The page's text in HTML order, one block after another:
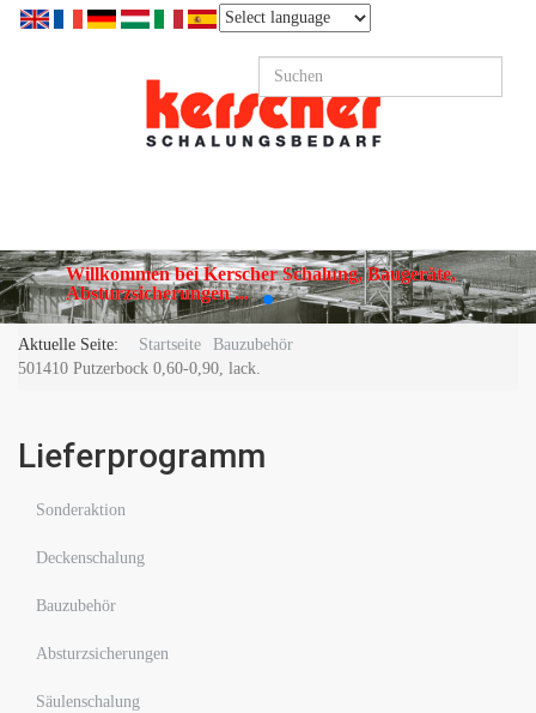
Willkommen bei Kerscher Schalung, Baugeräte,
Absturzsicherungen ...
Aktuelle Seite: Startseite
Bauzubehör
501410 Putzerbock 0,60-0,90, lack.
Lieferprogramm
Sonderaktion
Deckenschalung
Bauzubehör
Absturzsicherungen
Säulenschalung